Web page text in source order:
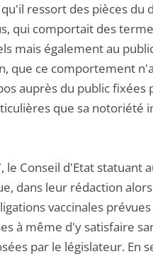
ressort des pièces du
qui comportait des
mais également au
que ce comportement
auprès du public fixées
que sa notoriété
Conseil d'Etat statuant
dans leur rédaction
vaccinales
à même d'y satisfaire
par le législateur. En